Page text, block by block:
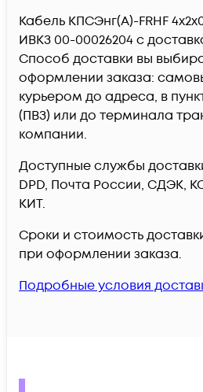
Кабель КПСЭнг(А)-FRHF
ИВКЗ 00-00026204 c
Способ доставки вы
оформлении заказа:
курьером до адреса, в
(ПВЗ) или до терминала
компании.
Доступные службы
DPD, Почта России, СДЭК,
КИТ.
Сроки и стоимость
при оформлении заказа.
Подробные условия